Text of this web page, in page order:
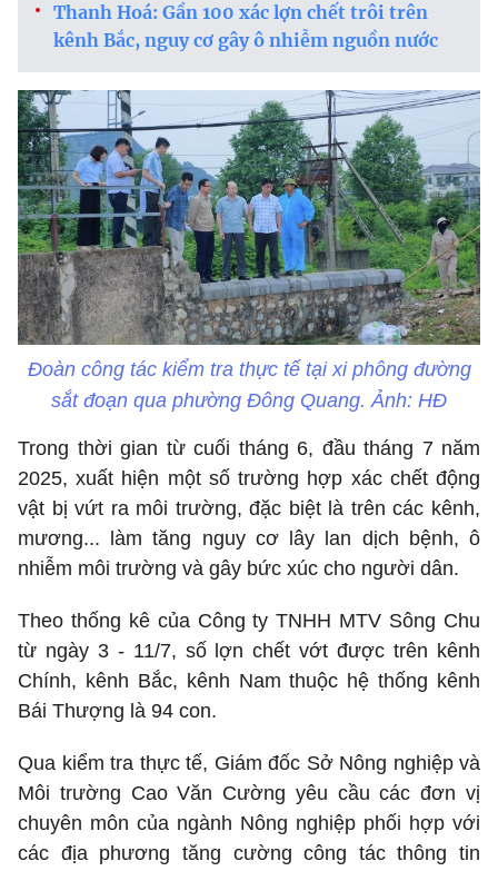
Thanh Hoá: Gần 100 xác lợn chết trôi trên
kênh Bắc, nguy cơ gây ô nhiễm nguồn nước
Đoàn công tác kiểm tra thực tế tại xi phông đường
sắt đoạn qua phường Đông Quang. Ảnh: HĐ
Trong thời gian từ cuối tháng 6, đầu tháng 7 năm
2025, xuất hiện một số trường hợp xác chết động
vật bị vứt ra môi trường, đặc biệt là trên các kênh,
mương... làm tăng nguy cơ lây lan dịch bệnh, ô
nhiễm môi trường và gây bức xúc cho người dân.
Theo thống kê của Công ty TNHH MTV Sông Chu
từ ngày 3 - 11/7, số lợn chết vớt được trên kênh
Chính, kênh Bắc, kênh Nam thuộc hệ thống kênh
Bái Thượng là 94 con.
Qua kiểm tra thực tế, Giám đốc Sở Nông nghiệp và
Môi trường Cao Văn Cường yêu cầu các đơn vị
chuyên môn của ngành Nông nghiệp phối hợp với
các địa phương tăng cường công tác thông tin